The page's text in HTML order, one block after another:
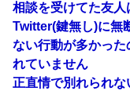
相談を受けてた友
Twitter(鍵無し)に無
ない行動が多かった
れていません
正直情で別れられ